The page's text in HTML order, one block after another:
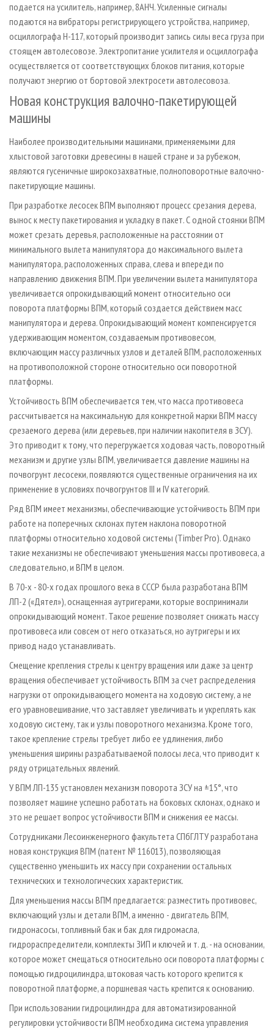
подается на усилитель, например, 8АНЧ. Усиленные сигналы
подаются на вибраторы регистрирующего устройства, например,
осциллографа Н­-117, который производит запись силы веса груза при
стоящем автолесовозе. Электропитание усилителя и осциллографа
осуществляется от соответствующих блоков питания, которые
получают энергию от бортовой электросети автолесовоза.
Новая конструкция валочно-пакетирующей
машины
Наиболее производительными машинами, применяемыми для
хлыстовой заготовки древесины в нашей стране и за рубежом,
являются гусеничные широкозахватные, полноповоротные валочно-
пакетирующие машины.
При разработке лесосек ВПМ выполняют процесс срезания дерева,
вынос к месту пакетирования и укладку в пакет. С одной стоянки ВПМ
может срезать деревья, расположенные на расстоянии от
минимального вылета манипулятора до максимального вылета
манипулятора, расположенных справа, слева и впереди по
направлению движения ВПМ. При увеличении вылета манипулятора
увеличивается опрокидывающий момент относительно оси
поворота платформы ВПМ, который создается действием масс
манипулятора и дерева. Опрокидывающий момент компенсируется
удерживающим моментом, создаваемым противовесом,
включающим массу различных узлов и деталей ВПМ, расположенных
на противоположной стороне относительно оси поворотной
платформы.
Устойчивость ВПМ обеспечивается тем, что масса противовеса
рассчитывается на максимальную для конкретной марки ВПМ массу
срезаемого дерева (или деревьев, при наличии накопителя в ЗСУ).
Это приводит к тому, что перегружается ходовая часть, поворотный
механизм и другие узлы ВПМ, увеличивается давление машины на
почвогрунт лесосеки, появляются существенные ограничения на их
применение в условиях почвогрунтов III и IV категорий.
Ряд ВПМ имеет механизмы, обеспечивающие устойчивость ВПМ при
работе на поперечных склонах путем наклона поворотной
платформы относительно ходовой системы (Timber Pro). Однако
такие механизмы не обеспечивают уменьшения массы противовеса, а
следовательно, и ВПМ в целом.
В 70­-х - 80­-х годах прошлого века в СССР была разработана ВПМ
ЛП­-2 («Дятел»), оснащенная аутригерами, которые воспринимали
опрокидывающий момент. Такое решение позволяет снижать массу
противовеса или совсем от него отказаться, но аутригеры и их
привод надо устанавливать.
Смещение крепления стрелы к центру вращения или даже за центр
вращения обеспечивает устойчивость ВПМ за счет распределения
нагрузки от опрокидывающего момента на ходовую систему, а не
его уравновешивание, что заставляет увеличивать и укреплять как
ходовую систему, так и узлы поворотного механизма. Кроме того,
такое крепление стрелы требует либо ее удлинения, либо
уменьшения ширины разрабатываемой полосы леса, что приводит к
ряду отрицательных явлений.
У ВПМ ЛП­-135 установлен механизм поворота ЗСУ на ±15°, что
позволяет машине успешно работать на боковых склонах, однако и
это не решает вопрос устойчивости ВПМ и снижения ее массы.
Сотрудниками Лесоинженерного факультета СПбГЛТУ разработана
новая конструкция ВПМ (патент № 116013), позволяющая
существенно уменьшить их массу при сохранении остальных
технических и технологических характеристик.
Для уменьшения массы ВПМ предлагается: разместить противовес,
включающий узлы и детали ВПМ, а именно - двигатель ВПМ,
гидронасосы, топливный бак и бак для гидромасла,
гидрораспределители, комплекты ЗИП и ключей и т. д. - на основании,
которое может смещаться относительно оси поворота платформы с
помощью гидроцилиндра, штоковая часть которого крепится к
поворотной платформе, а поршневая часть крепится к основанию.
При использовании гидроцилиндра для автоматизированной
регулировки устойчивости ВПМ необходима система управления